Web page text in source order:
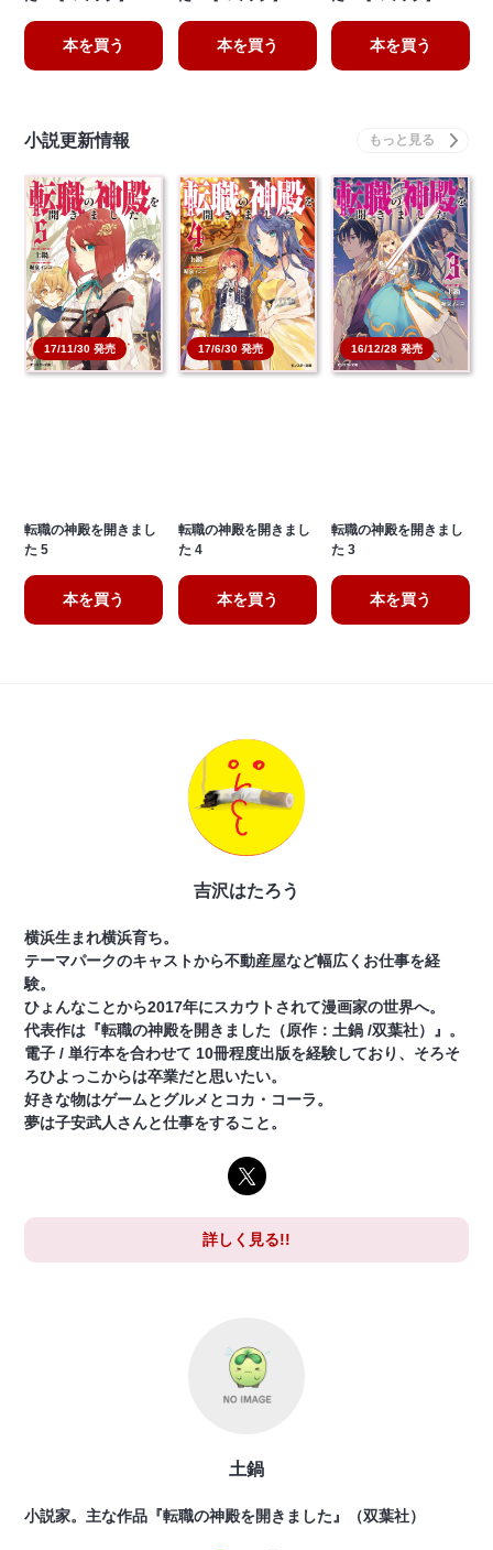
本を買う 本を買う 本を買う
小説更新情報
17/11/30 発売
転職の神殿を開きまし
た 5
本を買う
17/6/30 発売
転職の神殿を開きまし
た 4
本を買う
16/12/28 発売
転職の神殿を開きまし
た 3
本を買う
吉沢はたろう
横浜生まれ横浜育ち。
テーマパークのキャストから不動産屋など幅広くお仕事を経
験。
ひょんなことから2017年にスカウトされて漫画家の世界へ。
代表作は『転職の神殿を開きました（原作：土鍋 /双葉社）』。
電子 / 単行本を合わせて 10冊程度出版を経験しており、そろそ
ろひよっこからは卒業だと思いたい。
好きな物はゲームとグルメとコカ・コーラ。
夢は子安武人さんと仕事をすること。
詳しく見る!!
土鍋
小説家。主な作品『転職の神殿を開きました』（双葉社）